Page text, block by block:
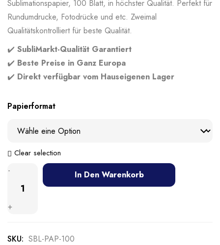
Sublimationspapier, 100 Blatt, in höchster Qualität. Perfekt für
Rundumdrucke, Fotodrücke und etc. Zweimal
Qualitätskontrolliert für beste Qualität.
✔️ SubliMarkt-Qualität Garantiert
✔️ Beste Preise in Ganz Europa
✔️ Direkt verfügbar vom Hauseigenen Lager
Papierformat
Clear selection
-
+
In Den Warenkorb
SKU: SBL-PAP-100